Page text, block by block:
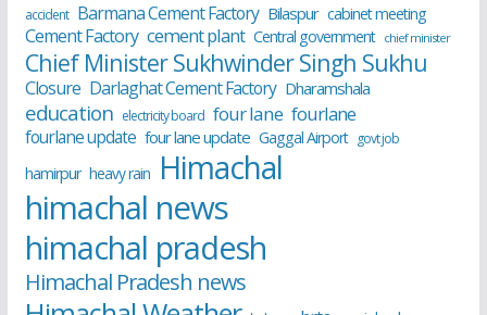
accident Barmana Cement Factory Bilaspur cabinet meeting
Cement Factory cement plant Central government chief minister
Chief Minister Sukhwinder Singh Sukhu
Closure Darlaghat Cement Factory Dharamshala
education electricity board four lane fourlane
fourlane update four lane update Gaggal Airport govt job
hamirpur heavy rain Himachal
himachal news
himachal pradesh
Himachal Pradesh news